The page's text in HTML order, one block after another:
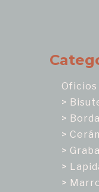
>
>
>
>
>
>